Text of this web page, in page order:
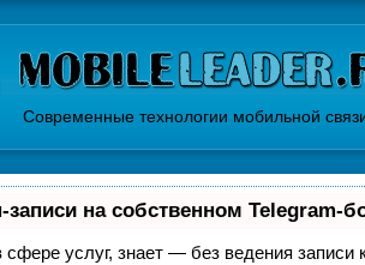
Современные технологии мобильной
на собственном Telegram-
сфере услуг, знает — без ведения